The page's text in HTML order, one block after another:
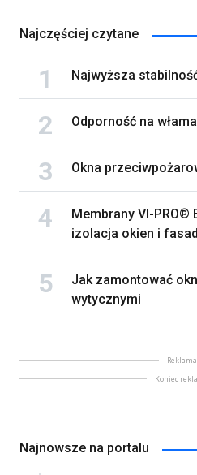
Najczęściej czytane
Najwyższa
Odporność na
Okna
Membrany VI-PRO®
izolacja okien i fasad
Jak zamontować
wytycznymi
Reklama
Koniec
Najnowsze na portalu